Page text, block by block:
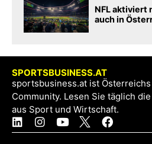
NFL aktiviert
auch in
SPORTSBUSINESS.AT
sportsbusiness.at ist
Community. Lesen Sie täglich
aus Sport und Wirtschaft.